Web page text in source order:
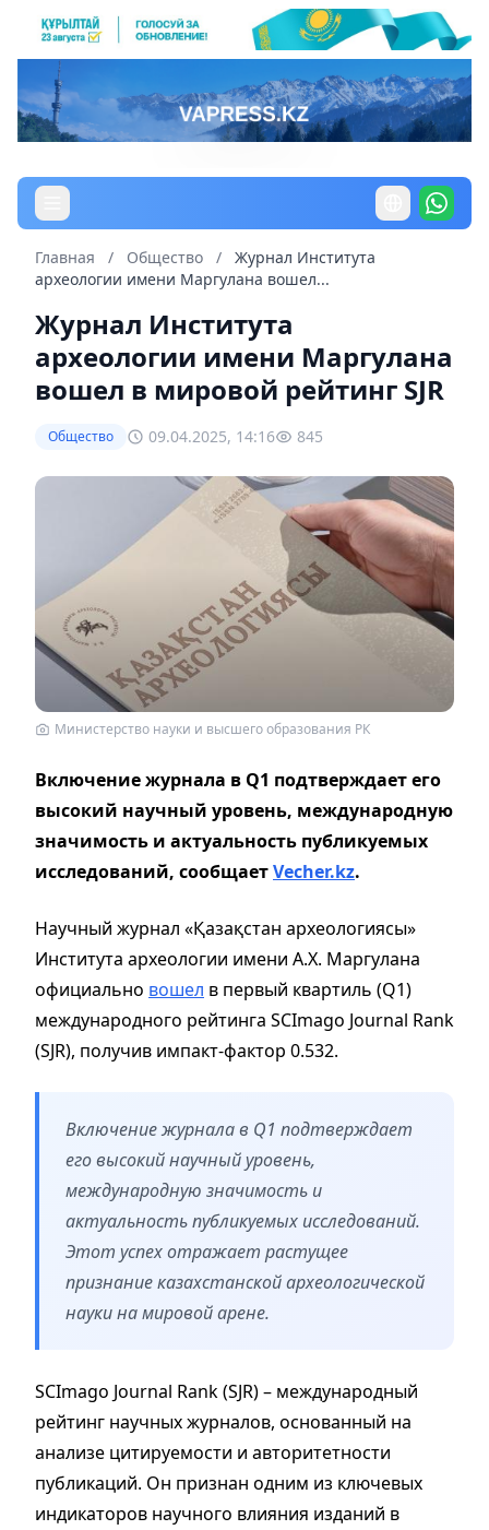
Главная / Общество /
Журнал Института
археологии имени Маргулана вошел...
Журнал Института
археологии имени Маргулана
вошел в мировой рейтинг SJR
Общество 09.04.2025, 14:16 845
Министерство науки и высшего образования РК
Включение журнала в Q1 подтверждает его
высокий научный уровень, международную
значимость и актуальность публикуемых
исследований, сообщаетVecher.kz.
Научный журнал «Қазақстан археологиясы»
Института археологии имени А.Х. Маргулана
официально вошел в первый квартиль (Q1)
международного рейтинга SCImago Journal Rank
(SJR), получив импакт-фактор 0.532.
Включение журнала в Q1 подтверждает
его высокий научный уровень,
международную значимость и
актуальность публикуемых исследований.
Этот успех отражает растущее
признание казахстанской археологической
науки на мировой арене.
SCImago Journal Rank (SJR) – международный
рейтинг научных журналов, основанный на
анализе цитируемости и авторитетности
публикаций. Он признан одним из ключевых
индикаторов научного влияния изданий в